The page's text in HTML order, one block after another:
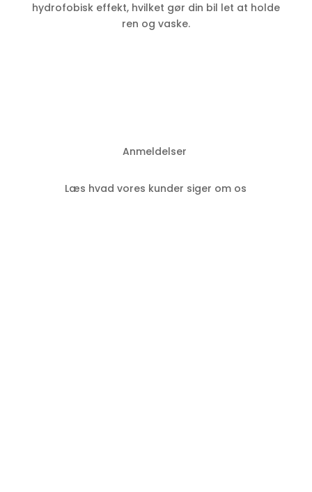
hydrofobisk effekt, hvilket gør din bil let at holde
ren og vaske.
Anmeldelser
Læs hvad vores kunder siger om os